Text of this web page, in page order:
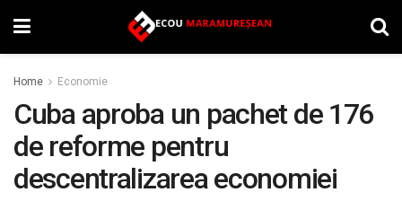
Home Economie
Cuba aproba un pachet de 176
de reforme pentru
descentralizarea economiei